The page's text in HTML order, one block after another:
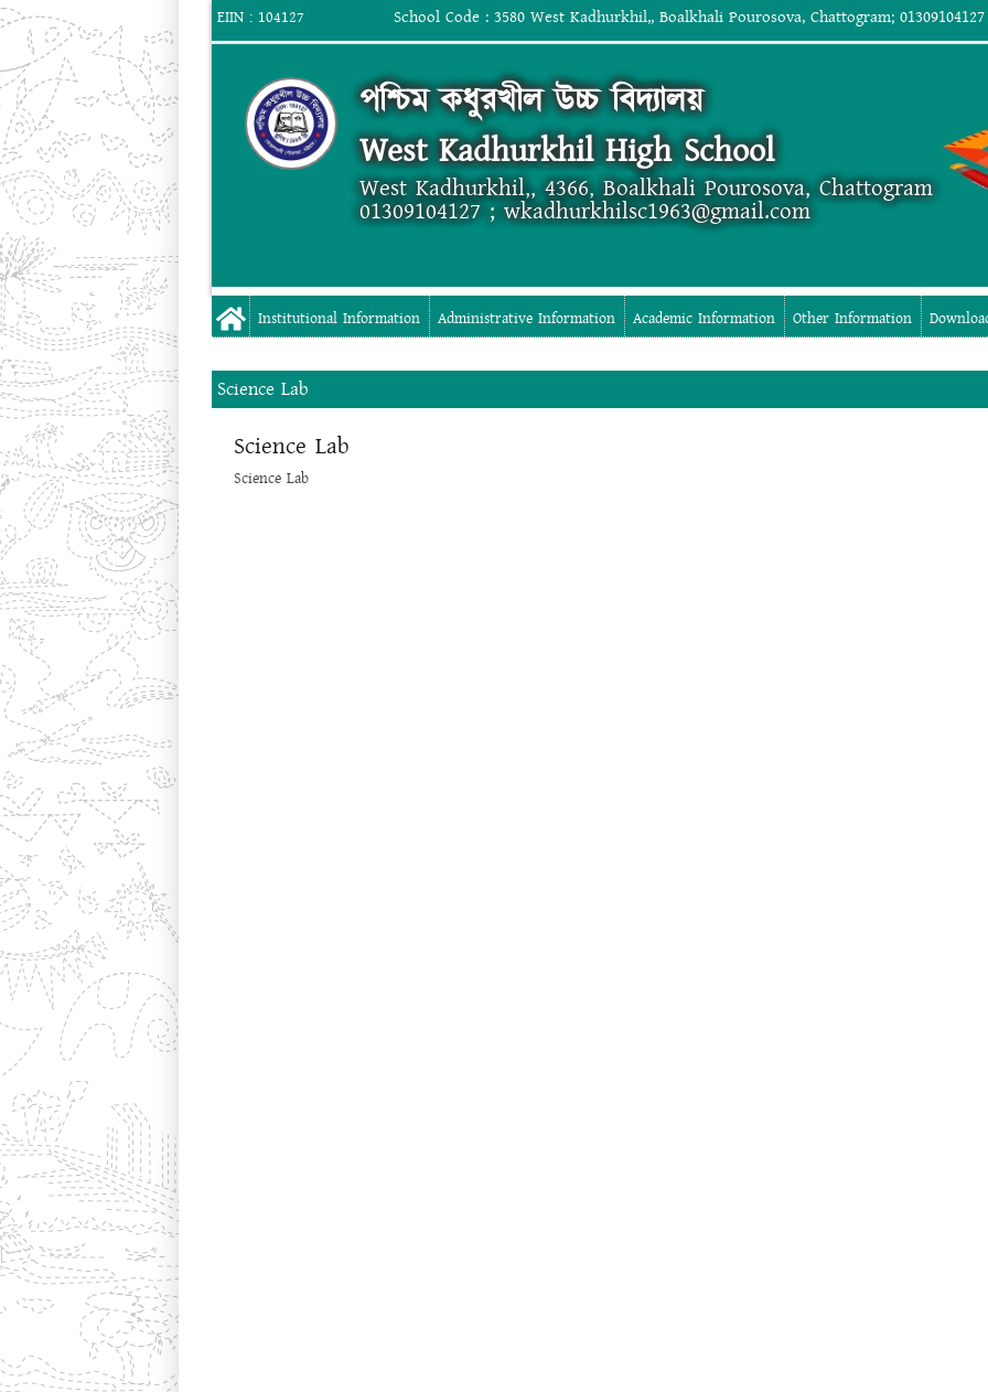
EIIN : 104127 School Code : 3580 West Kadhurkhil,, Boalkhali Pourosova, Chattogram; 01309104127
পশ্চিম কধুরখীল উচ্চ বিদ্যালয়
West Kadhurkhil High School
West Kadhurkhil,, 4366, Boalkhali Pourosova, Chattogram
01309104127 ; wkadhurkhilsc1963@gmail.com
Institutional Information Administrative Information Academic Information Other Information
Science Lab
Science Lab
Science Lab